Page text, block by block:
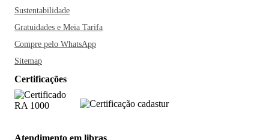
Sustentabilidade
Gratuidades e Meia Tarifa
Compre pelo WhatsApp
Sitemap
Certificações
Atendimento em libras